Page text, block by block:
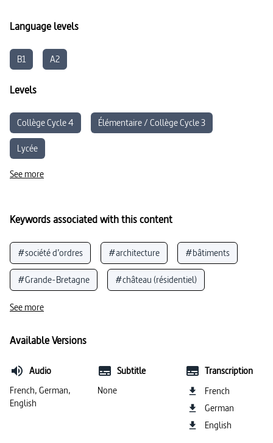
Language levels
B1 A2
Levels
Collège Cycle 4
Élémentaire / Collège Cycle 3
Lycée
See more
Keywords associated with this content
#société d’ordres #architecture #bâtiments
#Grande-Bretagne #château (résidentiel)
#Elizabeth I (reine Angleterre)
#personnalités importantes (histoire)
#vie quotidienne (histoire)
See more
Available Versions
Audio
French, German,
English
Subtitle
None
Transcription
French
German
English